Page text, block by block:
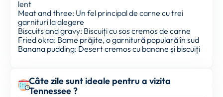
lent
Meat and three: Un fel principal de carne cu trei
garnituri la alegere
Biscuits and gravy: Biscuiți cu sos cremos de carne
Fried okra: Bame prăjite, o garnitură populară în sud
Banana pudding: Desert cremos cu banane și biscuiți
Câte zile sunt ideale pentru a vizita
Tennessee ?